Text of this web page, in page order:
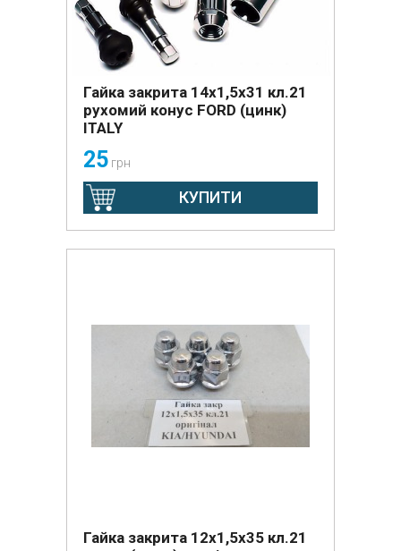
Гайка закрита 14х1,5х31 кл.21
рухомий конус FORD (цинк)
ITALY
25 грн
КУПИТИ
Гайка закрита 12х1,5х35 кл.21